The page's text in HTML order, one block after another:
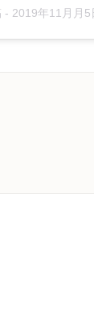
- 2019年11月月5日午後